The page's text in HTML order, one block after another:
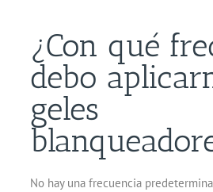
¿Con qué
debo
geles
No hay una frecuencia